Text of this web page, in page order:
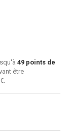
49 points de
être
.